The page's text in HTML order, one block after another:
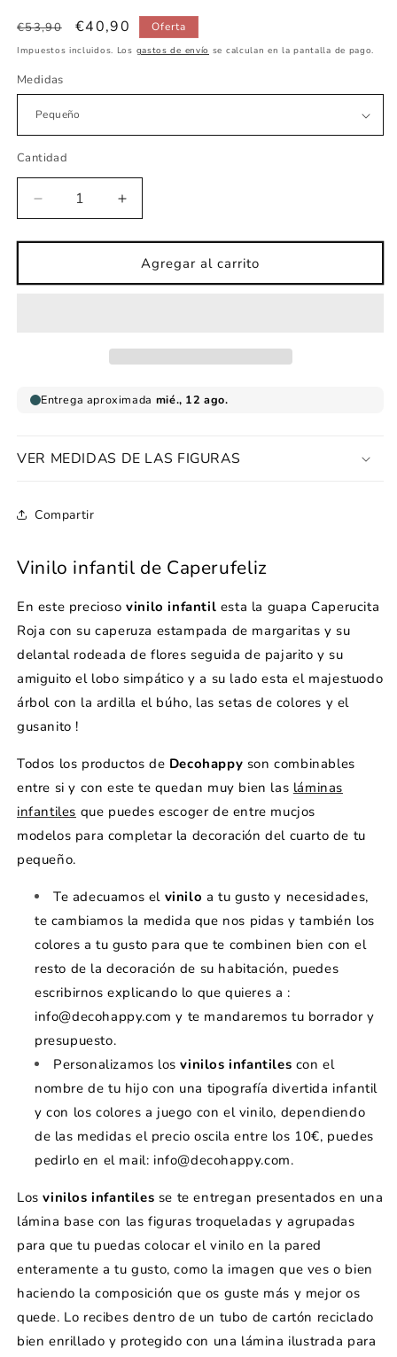
Precio
habitual
€53,90
Precio
de
€40,90 Oferta
Impuestos incluidos. Los gastos de envío se calculan en la pantalla de pago.
Medidas
Cantidad
Reducir
cantidad
para
infantil
Aumentar
cantidad
para
Vinilo
infantil
Agregar al carrito
VER MEDIDAS DE LAS FIGURAS
Compartir
Vinilo infantil de Caperufeliz
En este preciosovinilo infantil esta la guapa Caperucita
Roja con su caperuza estampada de margaritas y su
delantal rodeada de flores seguida de pajarito y su
amiguito el lobo simpático y a su lado esta el majestuodo
árbol con la ardilla el búho, las setas de colores y el
gusanito !
Todos los productos de Decohappy son combinables
entre si y con este te quedan muy bien las láminas
infantiles que puedes escoger de entre mucjos
modelos para completar la decoración del cuarto de tu
pequeño.
Te adecuamos el vinilo a tu gusto y necesidades,
te cambiamos la medida que nos pidas y también los
colores a tu gusto para que te combinen bien con el
resto de la decoración de su habitación, puedes
escribirnos explicando lo que quieres a :
info@decohappy.com y te mandaremos tu borrador y
presupuesto.
Personalizamos losvinilos infantiles con el
nombre de tu hijo con una tipografía divertida infantil
y con los colores a juego con el vinilo, dependiendo
de las medidas el precio oscila entre los 10€, puedes
pedirlo en el mail: info@decohappy.com.
Losvinilos infantiles se te entregan presentados en una
lámina base con las figuras troqueladas y agrupadas
para que tu puedas colocar el vinilo en la pared
enteramente a tu gusto, como la imagen que ves o bien
haciendo la composición que os guste más y mejor os
quede. Lo recibes dentro de un tubo de cartón reciclado
bien enrillado y protegido con una lámina ilustrada para